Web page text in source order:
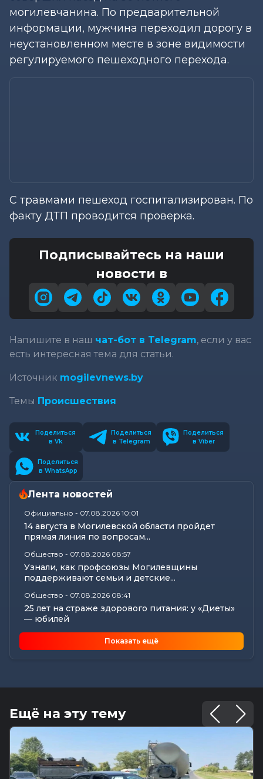
могилевчанина. По предварительной
информации, мужчина переходил дорогу в
неустановленном месте в зоне видимости
регулируемого пешеходного перехода.
С травмами пешеход госпитализирован. По
факту ДТП проводится проверка.
Подписывайтесь на наши
новости в
Напишите в наш чат-бот в Telegram, если у вас
есть интересная тема для статьи.
Источник mogilevnews.by
Темы Происшествия
Поделиться
в Vk
Поделиться
в Telegram
Поделиться
в Viber
Поделиться
в WhatsApp
Лента новостей
Официально - 07.08.2026 10:01
14 августа в Могилевской области пройдет
прямая линия по вопросам...
Общество - 07.08.2026 08:57
Узнали, как профсоюзы Могилевщины
поддерживают семьи и детские...
Общество - 07.08.2026 08:41
25 лет на страже здорового питания: у «Диеты»
— юбилей
Звездный расклад: к чему готовиться всем
знакам зодиака 8 августа
Как Могилевщина принимает молодых врачей
Общество
Рассказываем, как в Могилеве чествовали
Калейдоскоп 06.08.2026 16:44
18 вещей в доме, у которых есть скрытый срок
годности: что пора...
Показать ещё
Ещё на эту тему